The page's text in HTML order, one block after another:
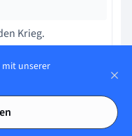
Krieg.
mit unserer